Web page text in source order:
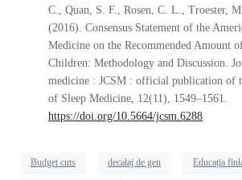
C., Quan, S. F., Rosen, C. L., Troester,
(2016). Consensus Statement of the
Medicine on the Recommended Amount
Children: Methodology and Discussion.
medicine : JCSM : official publication of
of Sleep Medicine, 12(11), 1549–1561.
https://doi.org/10.5664/jcsm.6288
Budget cuts decalaj de gen Educația